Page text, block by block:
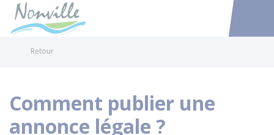
Accéder
Retour
Comment publier une
annonce légale ?